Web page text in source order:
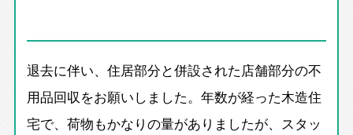
退去に伴い、住居部分と併設された店舗部分の不
用品回収をお願いしました。年数が経った木造住
宅で、荷物もかなりの量がありましたが、スタッ